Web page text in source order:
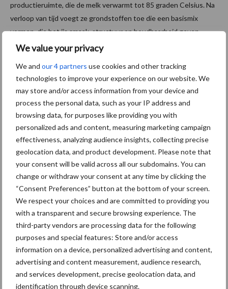
We value your privacy
We and our 4 partners use cookies and other tracking
technologies to improve your experience on our website. We
may store and/or access information from your device and
process the personal data, such as your IP address and
browsing data, for purposes like providing you with
personalized ads and content, measuring marketing campaign
effectiveness, analyzing audience insights, collecting precise
geolocation data, and product development. Please note that
your consent will be valid across all our subdomains. You can
change or withdraw your consent at any time by clicking the
“Consent Preferences” button at the bottom of your screen.
We respect your choices and are committed to providing you
with a transparent and secure browsing experience. The
third-party vendors are processing data for the following
purposes and special features: Store and/or access
information on a device, personalized advertising and content,
advertising and content measurement, audience research,
and services development, precise geolocation data, and
identification through device scanning.
productieruimte, die de melk verwarmt tot 85 graden Celsius. Na
verloop van tijd voegt ze grondstoffen toe die een basismix
vormen, die het ijs smaak, structuur en houdbaarheid geven.
Naderhand geeft ze het product handmatig de gewenste
ijsmachine gegoten, waar het ijs wordt gemixt. Aan de buitenkant
vriest het mengsel vast en wordt het weer los geschraapt. Op
met die van softijs. De ijsmaakster tapt dit af en schept het in
een ijsbak van vijf liter.
In de shockvriezer krijgt het ijs onder een temperatuur van -30
graden Celsius de gewenste ijsstructuur, doordat de bovenste
transport naar een afnemer. Zo komt hun product terecht bij
verschillende restaurants, supermarkten, boerderijwinkels en
B&B’s. Ook komt de familie op locatie om vanuit één van hun
twee trailers ijs te serveren op feestjes, bruiloften en scholen.
Donderdag is standaard de bezorgdag voor Jan. Dan brengt hij, of
de vader van Annette, het ijs rond in de omgeving. Dochter Lotte
helpt ook graag mee. Als ze klaar is met haar studie
horecamanagement hoopt ze meer aan de slag te gaan in het